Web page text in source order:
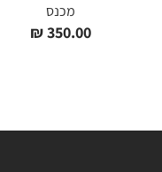
מכנס
350.00
₪